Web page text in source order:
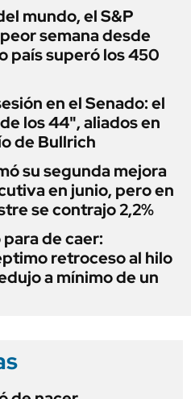
mundo, el S&P
semana desde
país superó los 450
en el Senado: el
los 44", aliados en
de Bullrich
su segunda mejora
en junio, pero en
se contrajo 2,2%
de caer:
retroceso al hilo
a mínimo de un